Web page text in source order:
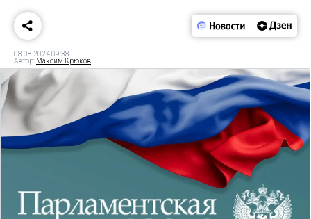
08.08.2024 09:38
Автор: Максим Крюков